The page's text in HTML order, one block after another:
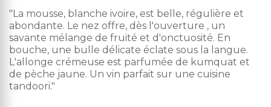
"La mousse, blanche ivoire, est belle, régulière et
abondante. Le nez offre, dès l'ouverture , un
savante mélange de fruité et d'onctuosité. En
bouche, une bulle délicate éclate sous la langue.
L'allonge crémeuse est parfumée de kumquat et
de pèche jaune. Un vin parfait sur une cuisine
tandoori."